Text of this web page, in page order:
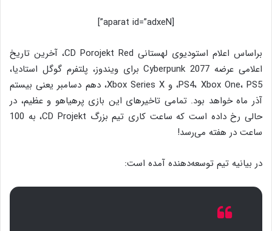
[aparat id=”adxeN”]
براساس اعلام استودیوی لهستانی CD Porojekt Red، آخرین تاریخ
اعلامی عرضه Cyberpunk 2077 برای ویندوز، پلتفرم گوگل استادیا،
PS4، Xbox One، PS5، و Xbox Series X، دهم دسامبر یعنی بیستم
آذر ماه خواهد بود. تمامی تاخیرهای این بازی پرهیاهو و عظیم، در
حالی رخ داده است که ساعت کاری تیم بزرگ CD Projekt، به 100
ساعت در هفته می‌رسد!
در بیانیه تیم توسعه‌دهنده آمده است: